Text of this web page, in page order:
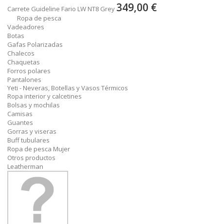
Carrete Guideline Fario LW NT8 Grey 349,00 €
Ropa de pesca
Vadeadores
Botas
Gafas Polarizadas
Chalecos
Chaquetas
Forros polares
Pantalones
Yeti - Neveras, Botellas y Vasos Térmicos
Ropa interior y calcetines
Bolsas y mochilas
Camisas
Guantes
Gorras y viseras
Buff tubulares
Ropa de pesca Mujer
Otros productos
Leatherman